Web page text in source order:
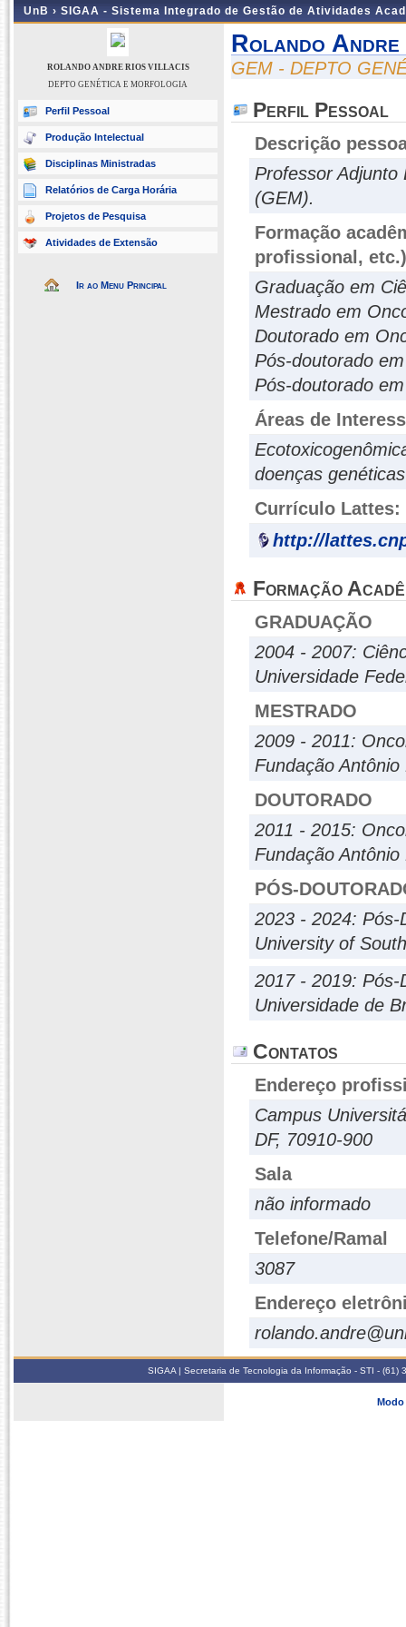
UnB › SIGAA - Sistema Integrado de Gestão de Atividades
ROLANDO ANDRE RIOS VILLACIS
DEPTO GENÉTICA E MORFOLOGIA
Perfil Pessoal
Produção Intelectual
Disciplinas Ministradas
Relatórios de Carga Horária
Projetos de Pesquisa
Atividades de Extensão
Ir ao Menu Principal
Rolando
GEM - DEPTO
Perfil Pessoal
Descrição
Professor
(GEM).
Formação
profissional, etc.)
Graduação em
Mestrado em
Doutorado em
Pós-doutorado
Pós-doutorado
Áreas de
doenças
Currículo Lattes:
http://
Formação
GRADUAÇÃO
2004 - 2007:
Universidade
MESTRADO
2009 - 2011:
Fundação Antônio
DOUTORADO
2011 - 2015:
Fundação Antônio
PÓS-
2023 - 2024: Pós-
University of
2017 - 2019: Pós-
Universidade de
Contatos
Endereço
Campus
DF, 70910-900
Sala
não informado
Telefone/Ramal
3087
Endereço
SIGAA | Secretaria de Tecnologia da Informação - STI -
Modo